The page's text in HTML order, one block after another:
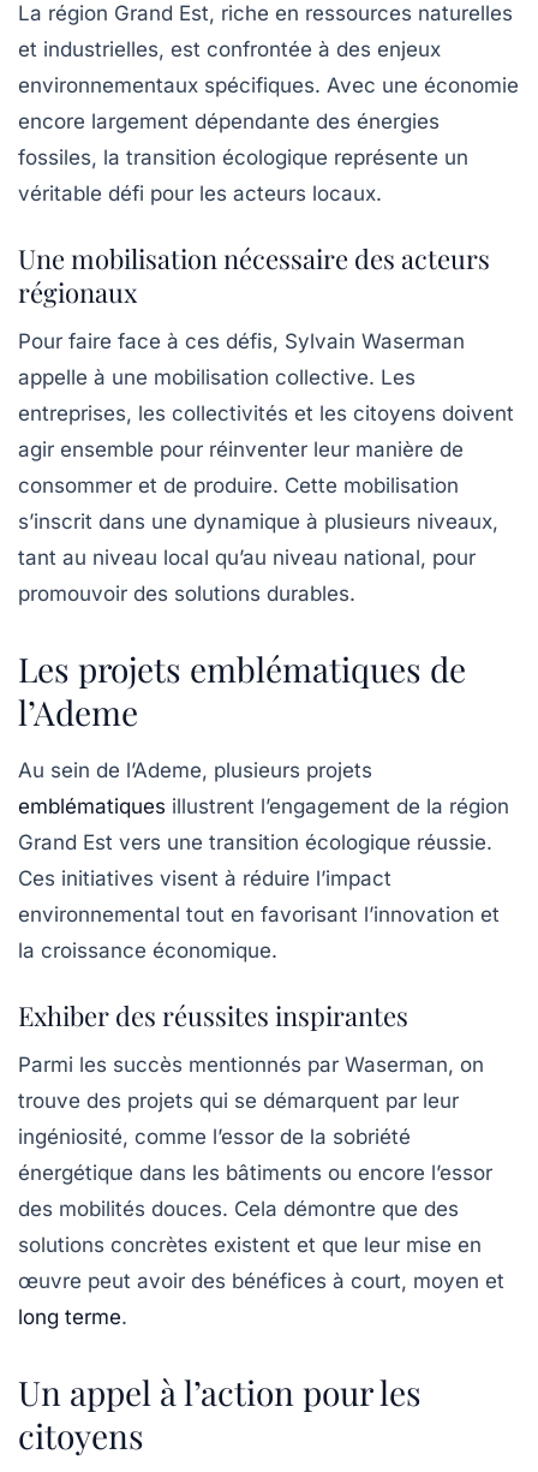
La région Grand Est, riche en ressources naturelles
et industrielles, est confrontée à des enjeux
environnementaux spécifiques. Avec une économie
encore largement dépendante des énergies
fossiles, la transition écologique représente un
véritable défi pour les acteurs locaux.
Une mobilisation nécessaire des acteurs
régionaux
Pour faire face à ces défis, Sylvain Waserman
appelle à une mobilisation collective. Les
entreprises, les collectivités et les citoyens doivent
agir ensemble pour réinventer leur manière de
consommer et de produire. Cette mobilisation
s’inscrit dans une dynamique à plusieurs niveaux,
tant au niveau local qu’au niveau national, pour
promouvoir des solutions durables.
Les projets emblématiques de
l’Ademe
Au sein de l’Ademe, plusieurs projets
emblématiques illustrent l’engagement de la région
Grand Est vers une transition écologique réussie.
Ces initiatives visent à réduire l’impact
environnemental tout en favorisant l’innovation et
la croissance économique.
Exhiber des réussites inspirantes
Parmi les succès mentionnés par Waserman, on
trouve des projets qui se démarquent par leur
ingéniosité, comme l’essor de la sobriété
énergétique dans les bâtiments ou encore l’essor
des mobilités douces. Cela démontre que des
solutions concrètes existent et que leur mise en
œuvre peut avoir des bénéfices à court, moyen et
long terme.
Un appel à l’action pour les
citoyens